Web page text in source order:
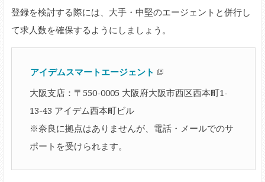
登録を検討する際には、大手・中堅のエージェントと併行し
て求人数を確保するようにしましょう。
アイデムスマートエージェント
大阪支店：〒550-0005 大阪府大阪市西区西本町1-
13-43 アイデム西本町ビル
※奈良に拠点はありませんが、電話・メールでのサ
ポートを受けられます。